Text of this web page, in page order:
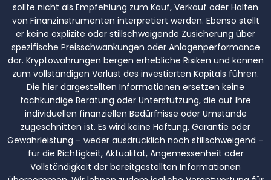
sollte nicht als Empfehlung zum Kauf, Verkauf oder Halten
von Finanzinstrumenten interpretiert werden. Ebenso stellt
er keine explizite oder stillschweigende Zusicherung über
spezifische Preisschwankungen oder Anlagenperformance
dar. Kryptowährungen bergen erhebliche Risiken und können
zum vollständigen Verlust des investierten Kapitals führen.
Die hier dargestellten Informationen ersetzen keine
fachkundige Beratung oder Unterstützung, die auf Ihre
individuellen finanziellen Bedürfnisse oder Umstände
zugeschnitten ist. Es wird keine Haftung, Garantie oder
Gewährleistung – weder ausdrücklich noch stillschweigend –
für die Richtigkeit, Aktualität, Angemessenheit oder
Vollständigkeit der bereitgestellten Informationen